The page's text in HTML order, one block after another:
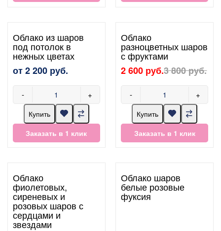
Облако из шаров
под потолок в
нежных цветах
от 2 200 руб.
- +
Купить
Заказать в 1 клик
Облако
разноцветных шаров
с фруктами
2 600 руб.3 800 руб.
- +
Купить
Заказать в 1 клик
Облако
фиолетовых,
сиреневых и
розовых шаров с
сердцами и
звездами
Облако шаров
белые розовые
фуксия